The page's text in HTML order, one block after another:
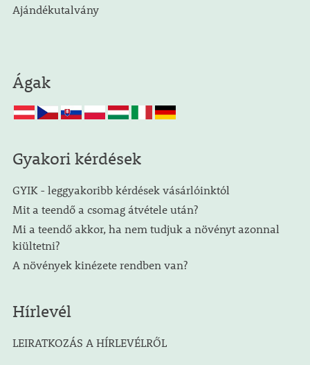
Ajándékutalvány
Ágak
Gyakori kérdések
GYIK - leggyakoribb kérdések vásárlóinktól
Mit a teendő a csomag átvétele után?
Mi a teendő akkor, ha nem tudjuk a növényt azonnal
kiültetni?
A növények kinézete rendben van?
Hírlevél
LEIRATKOZÁS A HÍRLEVÉLRŐL